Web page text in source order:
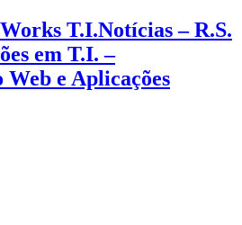
Notícias – R.S.
em T.I. –
e Aplicações